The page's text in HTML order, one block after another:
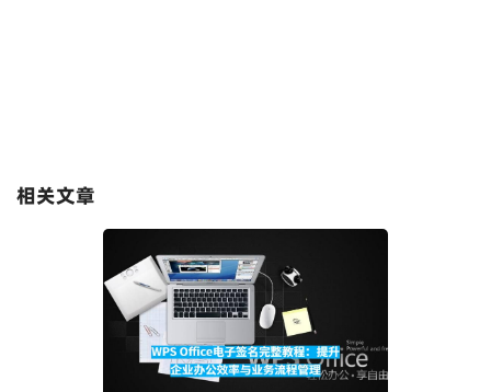
相关文章